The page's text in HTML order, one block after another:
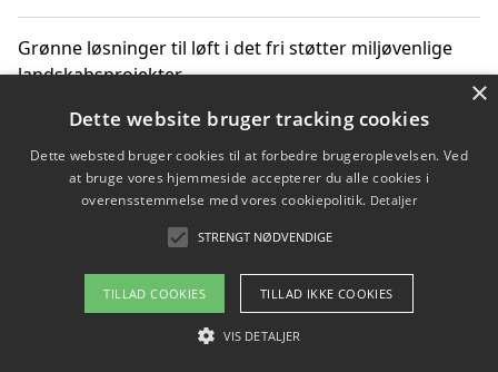
Grønne løsninger til løft i det fri støtter miljøvenlige
landskabsprojekter
Gør haven til et frirum for familien og naturen
Copyright 2026 - Pilanto Aps
Om / kontakt
Blog Betingelser
×
Dette website bruger tracking cookies
Dette websted bruger cookies til at forbedre brugeroplevelsen. Ved
at bruge vores hjemmeside accepterer du alle cookies i
overensstemmelse med vores cookiepolitik. Detaljer
STRENGT NØDVENDIGE
TILLAD COOKIES TILLAD IKKE COOKIES
VIS DETALJER